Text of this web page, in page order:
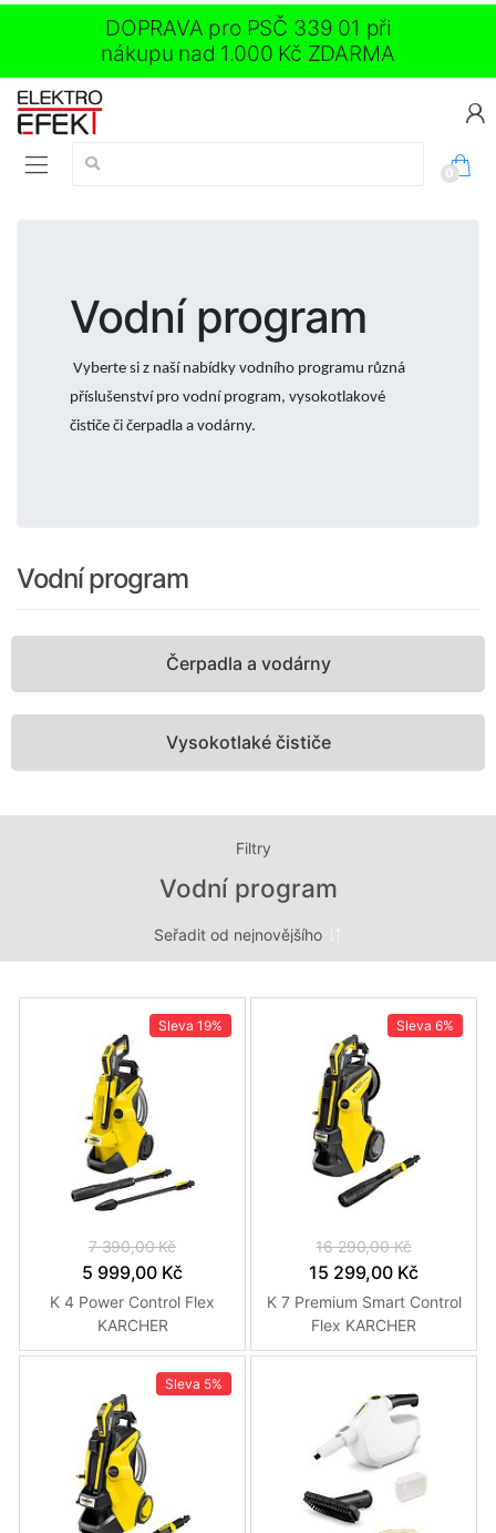
DOPRAVA pro PSČ 339 01 při
nákupu nad 1.000 Kč ZDARMA
Vyhledávání:
0
Vodní program
Vyberte si z naší nabídky vodního programu různá
příslušenství pro vodní program, vysokotlakové
čističe či čerpadla a vodárny.
Vodní program
Čerpadla a vodárny
Vysokotlaké čističe
Filtry
Vodní program
Sleva 19%
7 390,00 Kč
5 999,00 Kč
K 4 Power Control Flex
KARCHER
Sleva 6%
16 290,00 Kč
15 299,00 Kč
K 7 Premium Smart Control
Flex KARCHER
Sleva 5%